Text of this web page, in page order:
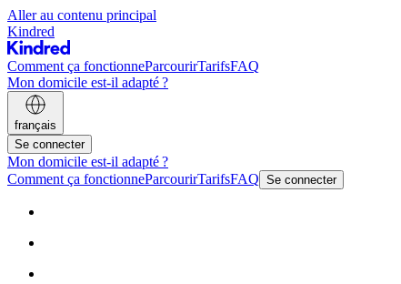
Aller au contenu principal
Kindred
Comment ça fonctionneParcourirTarifsFAQ
Mon domicile est-il adapté ?
français
Se connecter
Mon domicile est-il adapté ?
Comment ça fonctionneParcourirTarifsFAQ Se connecter